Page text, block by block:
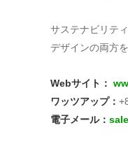
サステナビリテ
デザインの両方
Webサイト：
ワッツアップ：
電子メール：